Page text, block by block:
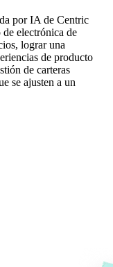
por IA de Centric
electrónica de
lograr una
de producto
de carteras
se ajusten a un